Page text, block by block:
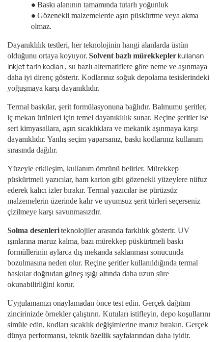
● Baskı alanının tamamında tutarlı yoğunluk
● Gözenekli malzemelerde aşırı püskürtme veya akma
olmaz.
Dayanıklılık testleri, her teknolojinin hangi alanlarda üstün
olduğunu ortaya koyuyor. Solvent bazlı mürekkepler kullanan
inkjet tarih kodları , su bazlı alternatiflere göre neme ve aşınmaya
daha iyi direnç gösterir. Kodlarınız soğuk depolama tesislerindeki
yoğuşmaya karşı dayanıklıdır.
Termal baskılar, şerit formülasyonuna bağlıdır. Balmumu şeritler,
iç mekan ürünleri için temel dayanıklılık sunar. Reçine şeritler ise
sert kimyasallara, aşırı sıcaklıklara ve mekanik aşınmaya karşı
dayanıklıdır. Yanlış seçim yaparsanız, baskı kodlarınız kullanım
sırasında dağılır.
Yüzeyle etkileşim, kullanım ömrünü belirler. Mürekkep
püskürtmeli yazıcılar, ham karton gibi gözenekli yüzeylere nüfuz
ederek kalıcı izler bırakır. Termal yazıcılar ise pürüzsüz
malzemelerin üzerinde kalır ve uyumsuz şerit türleri seçerseniz
çizilmeye karşı savunmasızdır.
Solma desenleriteknolojiler arasında farklılık gösterir. UV
ışınlarına maruz kalma, bazı mürekkep püskürtmeli baskı
formüllerinin aylarca dış mekanda saklanması sonucunda
bozulmasına neden olur. Reçine şeritler kullanıldığında termal
baskılar doğrudan güneş ışığı altında daha uzun süre
okunabilirliğini korur.
Uygulamanızı onaylamadan önce test edin. Gerçek dağıtım
zincirinizde örnekler çalıştırın. Kutuları istifleyin, depo koşullarını
simüle edin, kodları sıcaklık değişimlerine maruz bırakın. Gerçek
dünya performansı, teknik özellik sayfalarından daha iyidir.